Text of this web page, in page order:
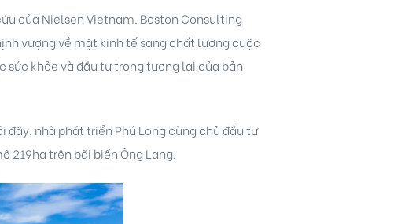
của Nielsen Vietnam. Boston Consulting
vượng về mặt kinh tế sang chất lượng cuộc
sức khỏe và đầu tư trong tương lai của bản
nhà phát triển Phú Long cùng chủ đầu tư
219ha trên bãi biển Ông Lang.